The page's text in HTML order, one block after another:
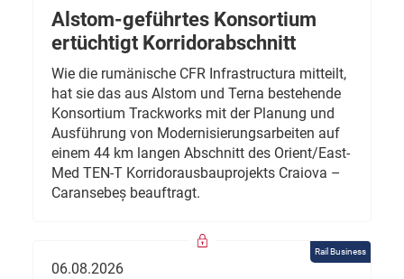
Alstom-geführtes Konsortium
ertüchtigt Korridorabschnitt
Wie die rumänische CFR Infrastructura mitteilt,
hat sie das aus Alstom und Terna bestehende
Konsortium Trackworks mit der Planung und
Ausführung von Modernisierungsarbeiten auf
einem 44 km langen Abschnitt des Orient/East-
Med TEN-T Korridorausbauprojekts Craiova –
Caransebeș beauftragt.
Rail Business
06.08.2026